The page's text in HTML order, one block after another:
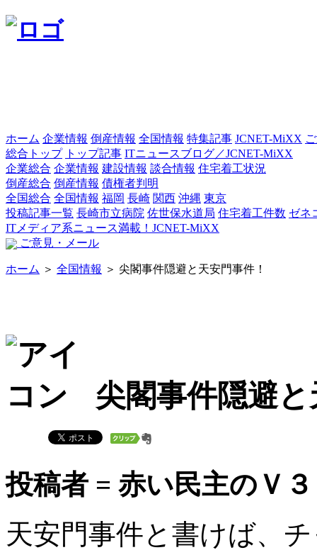
ホーム 企業情報 倒産情報 全国情報 特集記事 JCNET-MiXX
総合トップ トップ記事 ITニュースブログ／JCNET-MiXX
企業総合 企業情報 建設情報 談合情報 住宅着工状況
倒産総合 倒産情報 債権者判明
全国総合 全国情報 福岡 長崎 関西 沖縄 東京
投稿記事一覧 長崎市立病院 佐世保水道局 住宅着工件数 ゼネ
ITメディア系ニュース満載！JCNET-MiXX
ご意見・メール
ホーム ＞ 全国情報 ＞ 尖閣事件隠避と天安門事件！
尖閣事件隠避
投稿者 = 赤い民主のＶ３
天安門事件と書けば、